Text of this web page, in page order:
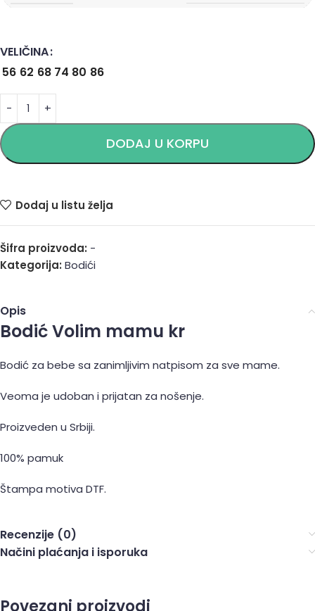
VELIČINA
56 62 68 74 80 86
DODAJ U KORPU
Alternative:
Dodaj u listu želja
Šifra proizvoda: -
Kategorija: Bodići
Opis
Bodić Volim mamu kr
Bodić za bebe sa zanimljivim natpisom za sve mame.
Veoma je udoban i prijatan za nošenje.
Proizveden u Srbiji.
100% pamuk
Štampa motiva DTF.
Recenzije (0)
Načini plaćanja i isporuka
Povezani proizvodi